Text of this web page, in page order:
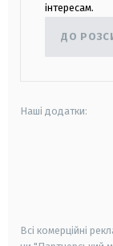
інтересам.
ДО
Наші додатки:
Всі комерційні